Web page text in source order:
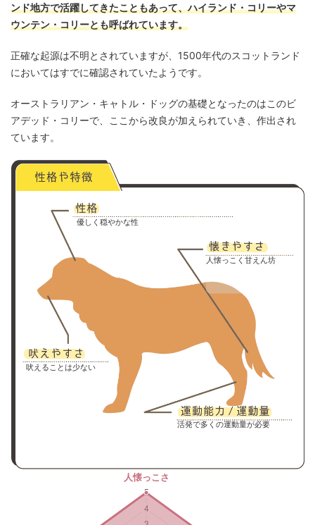
ンド地方で活躍してきたこともあって、ハイランド・コリーやマ
ウンテン・コリーとも呼ばれています。
正確な起源は不明とされていますが、1500年代のスコットランド
においてはすでに確認されていたようです。
オーストラリアン・キャトル・ドッグの基礎となったのはこのビ
アデッド・コリーで、ここから改良が加えられていき、作出され
ています。
優しく穏やかな性
人懐っこく甘えん坊
吠えることは少ない
活発で多くの運動量が必要